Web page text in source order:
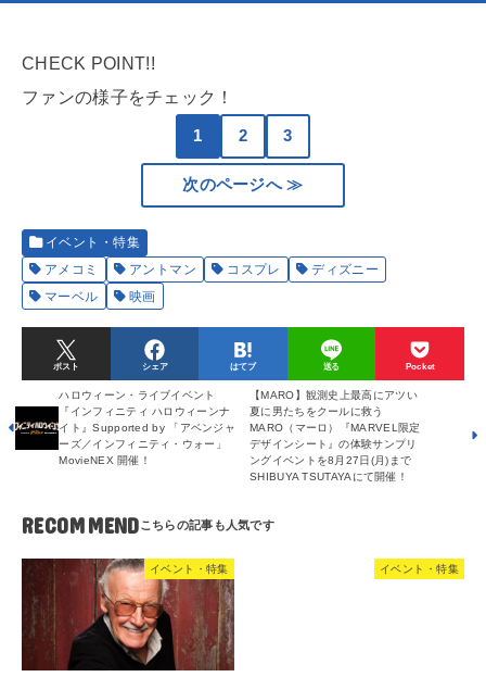
CHECK POINT!!
ファンの様子をチェック！
1 2 3
次のページへ ≫
イベント・特集
アメコミ
アントマン コスプレ
ディズニー
マーベル
映画
ポスト シェア はてブ 送る Pocket
ハロウィーン・ライブイベント
『インフィニティ ハロウィーンナ
イト』Supported by 「アベンジャ
ーズ／インフィニティ・ウォー」
MovieNEX 開催！
【MARO】観測史上最高にアツい
夏に男たちをクールに救う
MARO（マーロ）『MARVEL限定
デザインシート』の体験サンプリ
ングイベントを8月27日(月)まで
SHIBUYA TSUTAYAにて開催！
RECOMMEND
イベント・特集 イベント・特集